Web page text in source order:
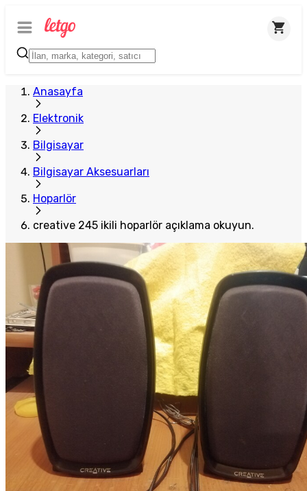
Anasayfa
Elektronik
Bilgisayar
Bilgisayar Aksesuarları
Hoparlör
creative 245 ikili hoparlör açıklama okuyun.